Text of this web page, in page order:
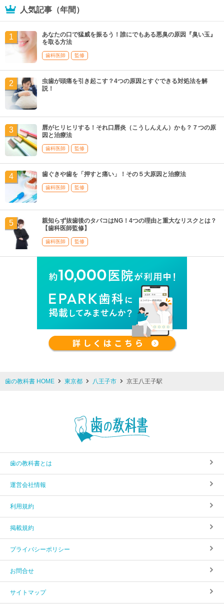
人気記事（年間）
あなたの口で猛威を振るう！誰にでもある悪臭の原因『臭い玉』
を取る方法
歯科医師 監修
虫歯が頭痛を引き起こす？4つの原因とすぐできる対処法を解
説！
唇がヒリヒリする！それ口唇炎（こうしんえん）かも？７つの原
因と治療法
歯科医師 監修
歯ぐきや歯を「押すと痛い」！その５大原因と治療法
歯科医師 監修
親知らず抜歯後のタバコはNG！4つの理由と重大なリスクとは？
【歯科医師監修】
歯科医師 監修
歯の教科書 HOME 東京都 八王子市 京王八王子駅
歯の教科書とは
運営会社情報
利用規約
掲載規約
プライバシーポリシー
お問合せ
サイトマップ